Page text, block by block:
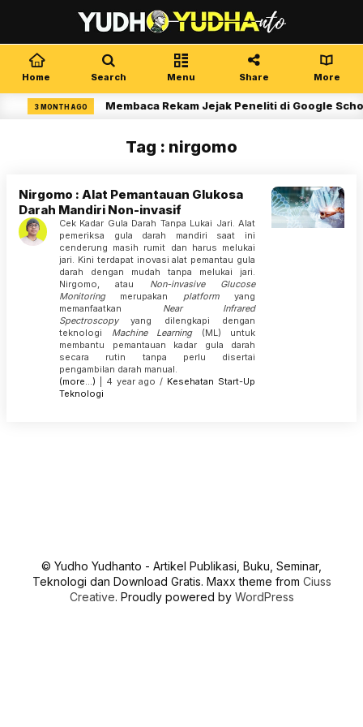
Home Search Menu Share More
3 MONTH AGO Membaca Rekam Jejak Peneliti di Google
Tag : nirgomo
Nirgomo : Alat Pemantauan Glukosa
Darah Mandiri Non-invasif
Cek Kadar Gula Darah Tanpa Lukai Jari. Alat
pemeriksa gula darah mandiri saat ini
cenderung masih rumit dan harus melukai
jari. Kini terdapat inovasi alat pemantau gula
darah dengan mudah tanpa melukai jari.
Nirgomo, atau Non-invasive Glucose
Monitoringmerupakan platformyang
memanfaatkan
Near Infrared
Spectroscopyyang dilengkapi dengan
teknologi
Machine Learning(ML) untuk
membantu pemantauan kadar gula darah
secara rutin tanpa perlu disertai
pengambilan darah manual.
(more…) | 4 year ago / Kesehatan Start-Up
Teknologi
© Yudho Yudhanto - Artikel Publikasi, Buku, Seminar,
Teknologi dan Download Gratis. Maxx theme from Ciuss
Creative. Proudly powered by WordPress